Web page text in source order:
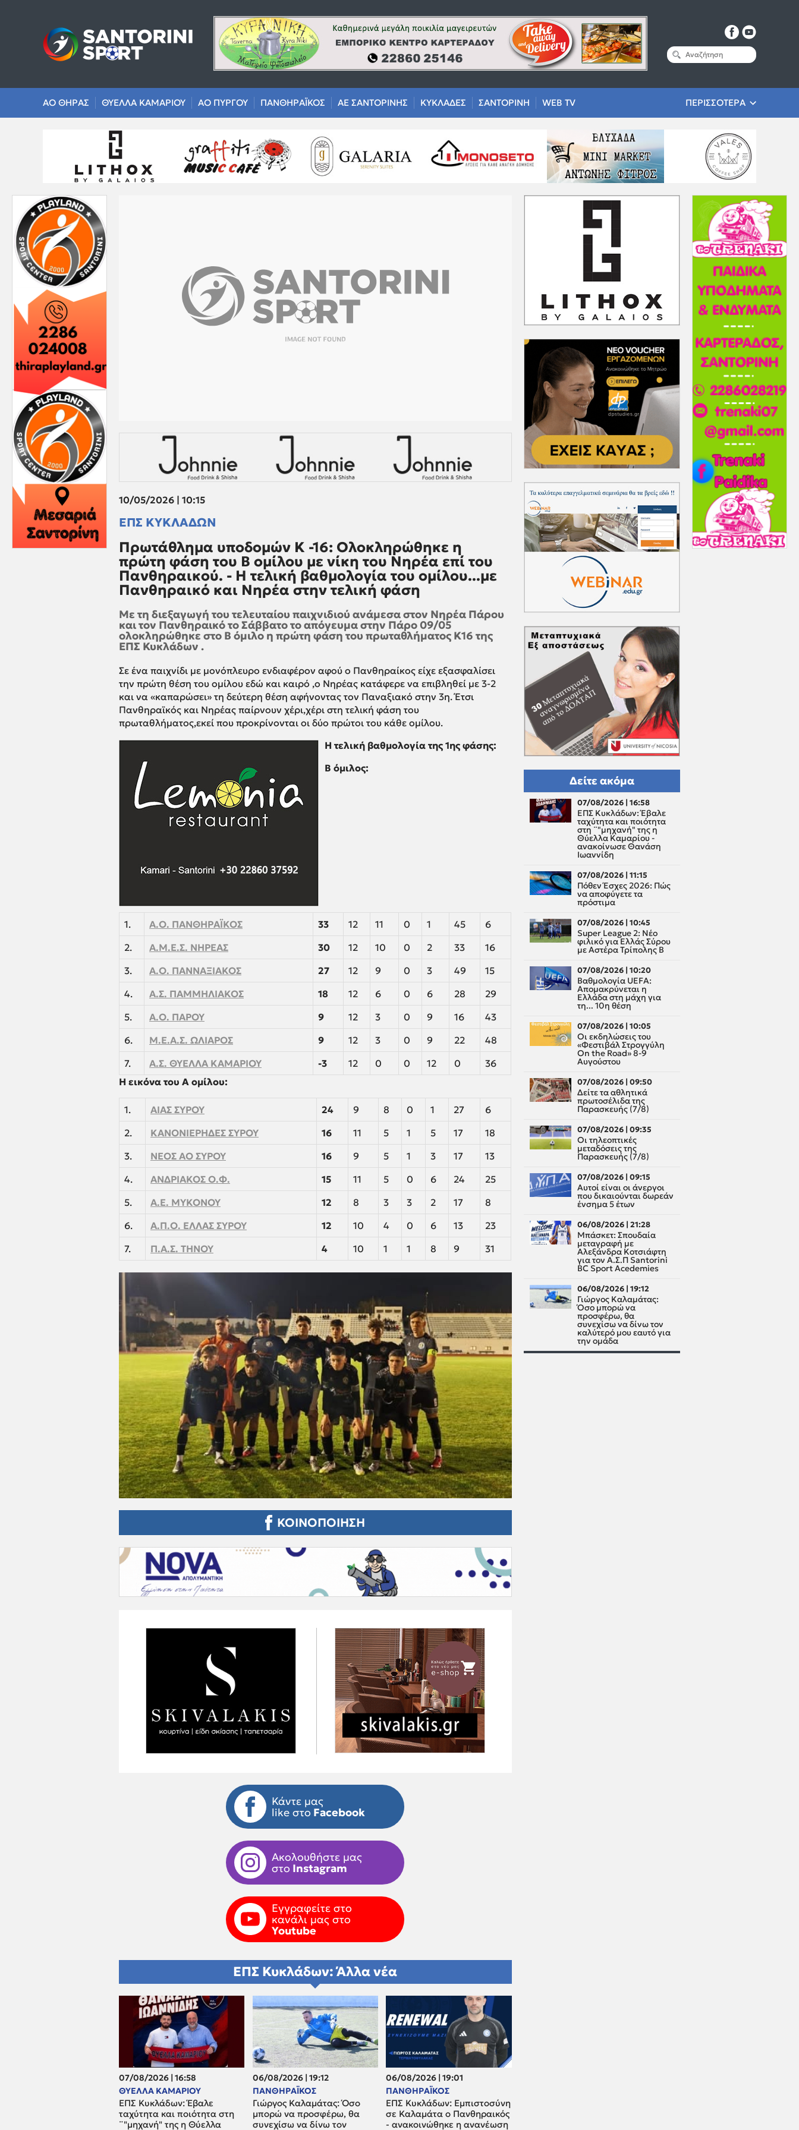
ΑΟ ΘΗΡΑΣ ΘΥΕΛΛΑ ΚΑΜΑΡΙΟΥ ΑΟ ΠΥΡΓΟΥ ΠΑΝΘΗΡΑΪΚΟΣ ΑΕ ΣΑΝΤΟΡΙΝΗΣ ΚΥΚΛΑΔΕΣ ΣΑΝΤΟΡΙΝΗ WEB TV ΠΕΡΙΣΣΟΤΕΡΑ
10/05/2026 | 10:15
ΕΠΣ ΚΥΚΛΑΔΩΝ
Πρωτάθλημα υποδομών Κ -16: Ολοκληρώθηκε η
πρώτη φάση του Β ομίλου με νίκη του Νηρέα επί του
Πανθηραικού. - Η τελική βαθμολογία του ομίλου...με
Πανθηραικό και Νηρέα στην τελική φάση
Με τη διεξαγωγή του τελευταίου παιχνιδιού ανάμεσα στον Νηρέα Πάρου
και τον Πανθηραικό το Σάββατο το απόγευμα στην Πάρο 09/05
ολοκληρώθηκε στο Β όμιλο η πρώτη φάση του πρωταθλήματος Κ16 της
ΕΠΣ Κυκλάδων .
Σε ένα παιχνίδι με μονόπλευρο ενδιαφέρον αφού ο Πανθηραίκος είχε εξασφαλίσει
την πρώτη θέση του ομίλου εδώ και καιρό ,ο Νηρέας κατάφερε να επιβληθεί με 3-2
και να «καπαρώσει» τη δεύτερη θέση αφήνοντας τον Παναξιακό στην 3η. Έτσι
Πανθηραϊκός και Νηρέας παίρνουν χέρι,χέρι στη τελική φάση του
πρωταθλήματος,εκεί που προκρίνονται οι δύο πρώτοι του κάθε ομίλου.
Η τελική βαθμολογία της 1ης φάσης:
Β όμιλος:
1. Α.Ο. ΠΑΝΘΗΡΑΪΚΟΣ 33 12 11 0 1 45
6
2.
Α.Μ.Ε.Σ. ΝΗΡΕΑΣ 30 12 10 0 2 33
16
3.
Α.Ο. ΠΑΝΝΑΞΙΑΚΟΣ 27 12 9 0 3 49
15
4.
Α.Σ. ΠΑΜΜΗΛΙΑΚΟΣ 18 12 6 0 6 28
29
5.
Α.Ο. ΠΑΡΟΥ 9 12 3 0 9 16
43
6.
Μ.Ε.Α.Σ. ΩΛΙΑΡΟΣ 9 12 3 0 9 22
48
7.
Α.Σ. ΘΥΕΛΛΑ ΚΑΜΑΡΙΟΥ -3 12 0 0 12 0
36
Η εικόνα του Α ομίλου:
1. ΑΙΑΣ ΣΥΡΟΥ 24 9 8 0 1 27
6
2.
ΚΑΝΟΝΙΕΡΗΔΕΣ ΣΥΡΟΥ 16 11 5 1 5 17
18
3.
ΝΕΟΣ ΑΟ ΣΥΡΟΥ 16 9 5 1 3 17
13
4.
ΑΝΔΡΙΑΚΟΣ Ο.Φ. 15 11 5 0 6 24
25
5.
A.E. MYKONOY 12 8 3 3 2 17
8
6.
Α.Π.Ο. ΕΛΛΑΣ ΣΥΡΟΥ 12 10 4 0 6 13
23
7.
Π.Α.Σ. ΤΗΝΟΥ 4 10 1 1 8 9 31
ΚΟΙΝΟΠΟΙΗΣΗ
Κάντε μας
like στο Facebook
Ακολουθήστε μας
στο Instagram
Εγγραφείτε στο
κανάλι μας στο
Youtube
ΕΠΣ Κυκλάδων: Άλλα νέα
07/08/2026 | 16:58
ΘΥΕΛΛΑ ΚΑΜΑΡΙΟΥ
ΕΠΣ Κυκλάδων: Έβαλε
ταχύτητα και ποιότητα στη
¨"μηχανή" της η Θύελλα
06/08/2026 | 19:12
ΠΑΝΘΗΡΑΪΚΟΣ
Γιώργος Καλαμάτας: Όσο
μπορώ να προσφέρω, θα
συνεχίσω να δίνω τον
06/08/2026 | 19:01
ΠΑΝΘΗΡΑΪΚΟΣ
ΕΠΣ Κυκλάδων: Εμπιστοσύνη
σε Καλαμάτα ο Πανθηραικός
- ανακοινώθηκε η ανανέωση
Δείτε ακόμα
07/08/2026 | 16:58
ΕΠΣ Κυκλάδων: Έβαλε
ταχύτητα και ποιότητα
στη ¨"μηχανή" της η
Θύελλα Καμαρίου -
ανακοίνωσε Θανάση
Ιωαννίδη
07/08/2026 | 11:15
Πόθεν Έσχες 2026: Πώς
να αποφύγετε τα
πρόστιμα
07/08/2026 | 10:45
Super League 2: Νέο
φιλικό για Ελλάς Σύρου
με Αστέρα Τρίπολης Β
07/08/2026 | 10:20
Βαθμολογία UEFA:
Απομακρύνεται η
Ελλάδα στη μάχη για
τη... 10η θέση
07/08/2026 | 10:05
Οι εκδηλώσεις του
«Φεστιβάλ Στρογγύλη
On the Road» 8-9
Αυγούστου
07/08/2026 | 09:50
Δείτε τα αθλητικά
πρωτοσέλιδα της
Παρασκευής (7/8)
07/08/2026 | 09:35
Οι τηλεοπτικές
μεταδόσεις της
Παρασκευής (7/8)
07/08/2026 | 09:15
Αυτοί είναι οι άνεργοι
που δικαιούνται δωρεάν
ένσημα 5 έτων
06/08/2026 | 21:28
Μπάσκετ: Σπουδαία
μεταγραφή με
Αλεξάνδρα Κοτσιάφτη
για τον A.Σ.Π Santorini
BC Sport Acedemies
06/08/2026 | 19:12
Γιώργος Καλαμάτας:
Όσο μπορώ να
προσφέρω, θα
συνεχίσω να δίνω τον
καλύτερό μου εαυτό για
την ομάδα